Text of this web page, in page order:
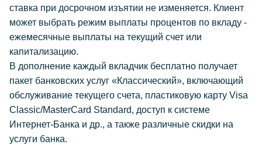
ставка при досрочном изъятии не изменяется. Клиент
может выбрать режим выплаты процентов по вкладу -
ежемесячные выплаты на текущий счет или
капитализацию.
В дополнение каждый вкладчик бесплатно получает
пакет банковских услуг «Классический», включающий
обслуживание текущего счета, пластиковую карту Visa
Classic/MasterCard Standard, доступ к системе
Интернет-Банка и др., а также различные скидки на
услуги банка.